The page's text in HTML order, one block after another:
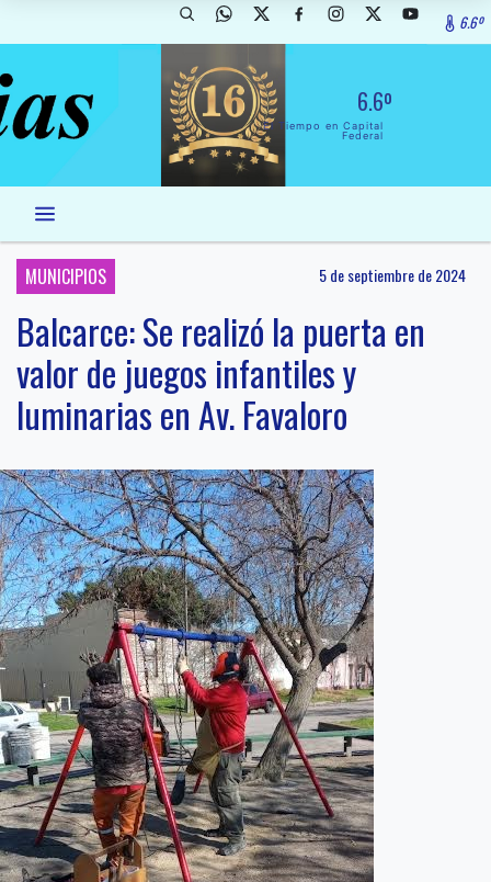
6.6º
6.6º
El Tiempo en Capital
Federal
MUNICIPIOS 5 de septiembre de 2024
Balcarce: Se realizó la puerta en
valor de juegos infantiles y
luminarias en Av. Favaloro